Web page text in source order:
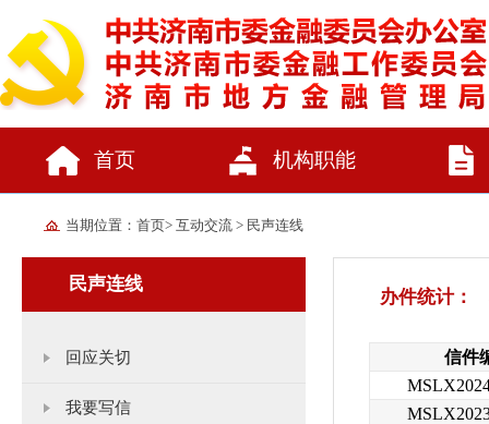
首页 机构职能
当期位置： 首页> 互动交流 > 民声连线
民声连线
回应关切
我要写信